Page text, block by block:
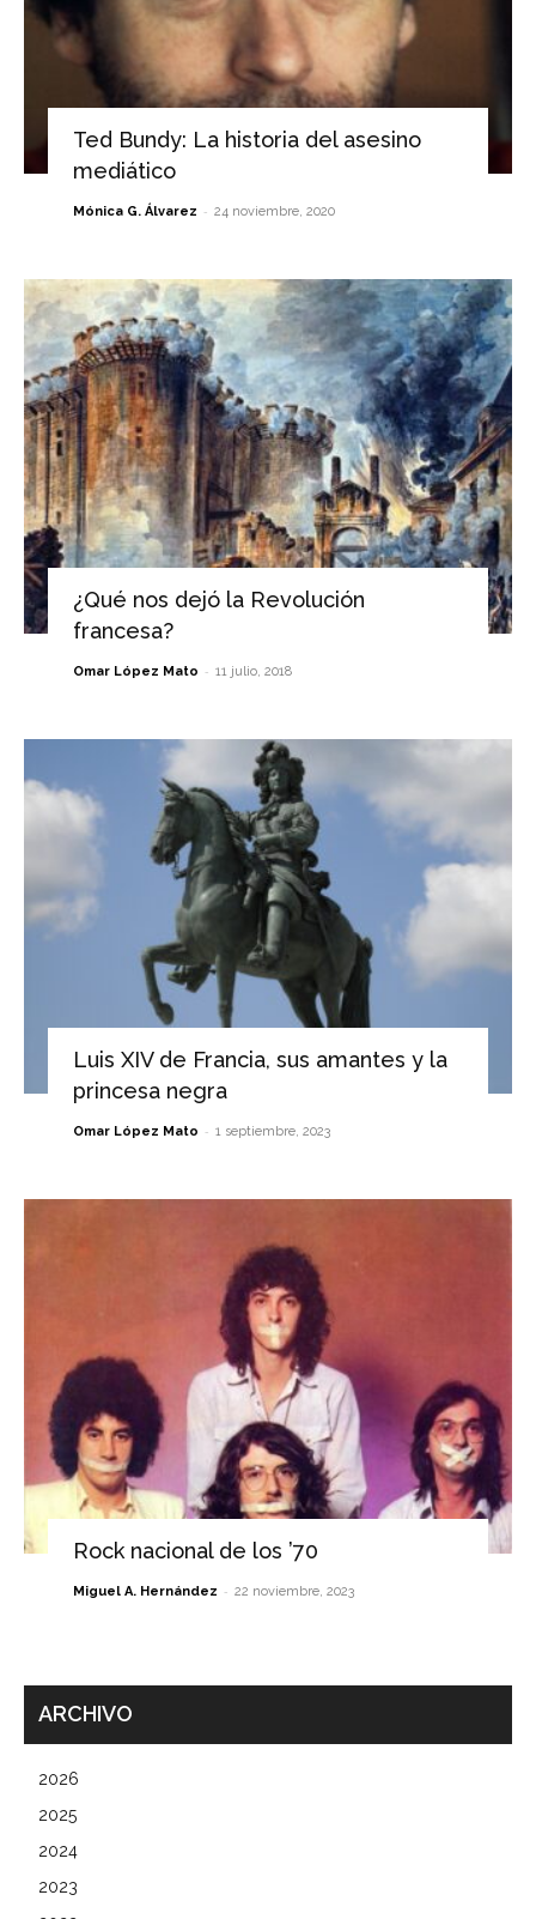
Ted Bundy: La historia del asesino
mediático
Mónica G. Álvarez - 24 noviembre, 2020
¿Qué nos dejó la Revolución
francesa?
Omar López Mato - 11 julio, 2018
Luis XIV de Francia, sus amantes y la
princesa negra
Omar López Mato - 1 septiembre, 2023
Rock nacional de los ’70
Miguel A. Hernández - 22 noviembre, 2023
ARCHIVO
2026
2025
2024
2023